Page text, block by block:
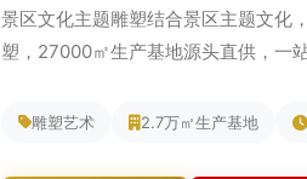
景区文化主题雕塑结合景区主题文化
塑，27000㎡生产基地源头直供，一站
雕塑艺术 2.7万㎡生产基地